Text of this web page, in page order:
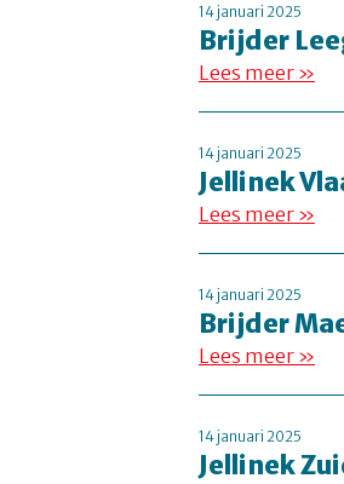
14 januari 2025
Brijder
Lees meer »
14 januari 2025
Jellinek
Lees meer »
14 januari 2025
Brijder
Lees meer »
14 januari 2025
Jellinek